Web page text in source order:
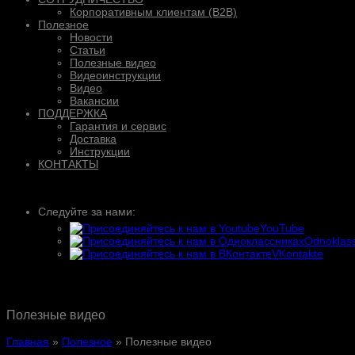
Корпоративным клиентам (B2B)
Полезное
Новости
Статьи
Полезные видео
Видеоинструкции
Видео
Вакансии
ПОДДЕРЖКА
Гарантия и сервис
Доставка
Инструкции
КОНТАКТЫ
Следуйте за нами:
YouTube
VKontakte
Полезные видео
Главная » Полезное » Полезные видео